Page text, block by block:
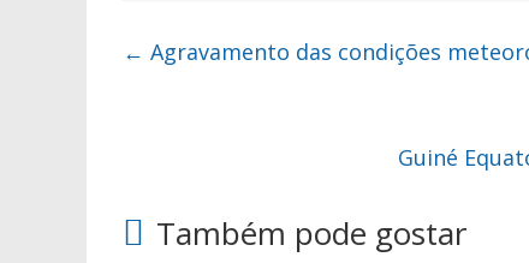
← Agravamento das condições
Guiné
Também pode gostar